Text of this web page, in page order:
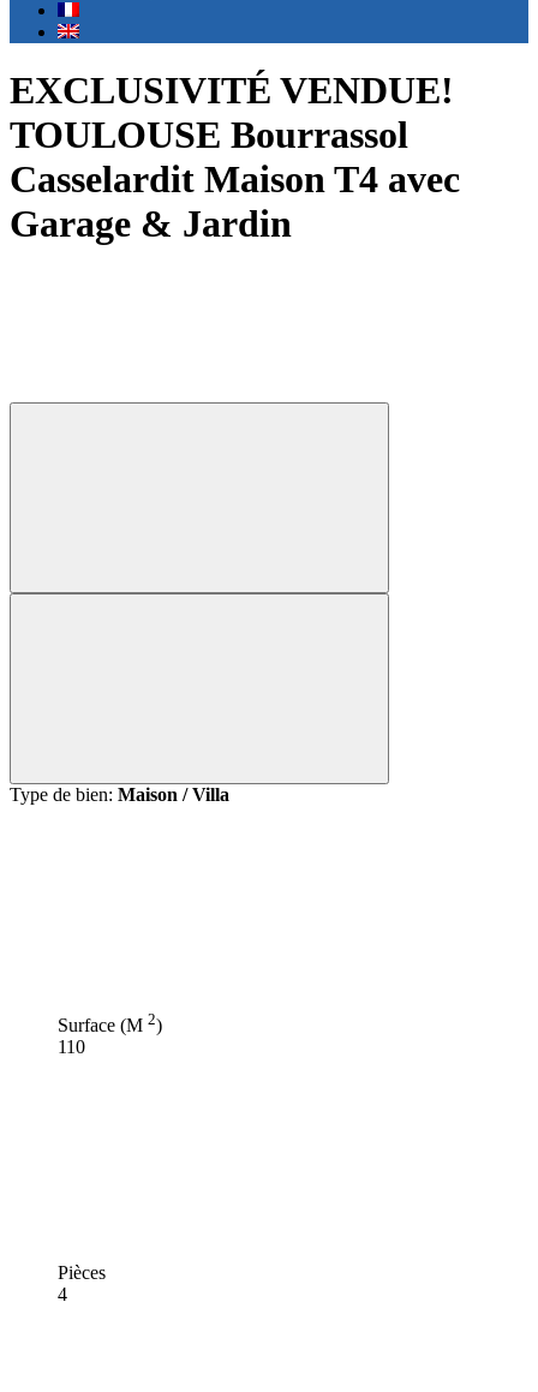
EXCLUSIVITÉ VENDUE!
TOULOUSE Bourrassol
Casselardit Maison T4 avec
Garage & Jardin
Type de bien: Maison / Villa
Surface (M 2)
110
Pièces
4